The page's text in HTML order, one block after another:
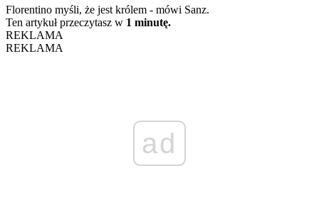
Florentino myśli, że jest królem - mówi Sanz.
Ten artykuł przeczytasz w 1 minutę.
REKLAMA
REKLAMA
ad